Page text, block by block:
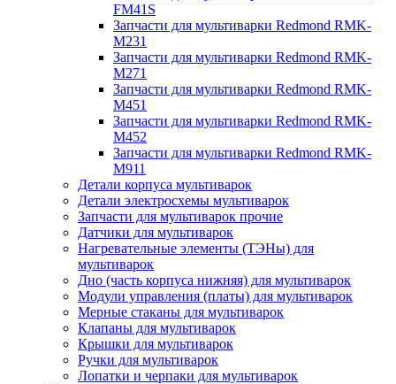
FM41S
Запчасти для мультиварки Redmond RMK-
M231
Запчасти для мультиварки Redmond RMK-
M271
Запчасти для мультиварки Redmond RMK-
M451
Запчасти для мультиварки Redmond RMK-
M452
Запчасти для мультиварки Redmond RMK-
M911
Детали корпуса мультиварок
Детали электросхемы мультиварок
Запчасти для мультиварок прочие
Датчики для мультиварок
Нагревательные элементы (ТЭНы) для
мультиварок
Дно (часть корпуса нижняя) для мультиварок
Модули управления (платы) для мультиварок
Мерные стаканы для мультиварок
Клапаны для мультиварок
Крышки для мультиварок
Ручки для мультиварок
Лопатки и черпаки для мультиварок